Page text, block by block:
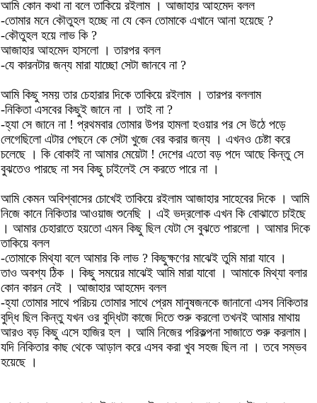
আমি কোন কথা না বলে তাকিয়ে রইলাম । আজাহার আহমেদ বলল
-তোমার মনে কৌতুহল হচ্ছে না যে কেন তোমাকে এখানে আনা হয়েছে ?
-কৌতুহল হয়ে লাভ কি ?
আজাহার আহমেদ হাসলো । তারপর বলল
-যে কারনটার জন্য মারা যাচ্ছো সেটা জানবে না ?
আমি কিছু সময় তার চেহারার দিকে তাকিয়ে রইলাম । তারপর বললাম
-নিকিতা এসবের কিছুই জানে না । তাই না ?
-হ্যা সে জানে না ! প্রথমবার তোমার উপর হামলা হওয়ার পর সে উঠে পড়ে
লেগেছিলো এটার পেছনে কে সেটা খুজে বের করার জন্য । এখনও চেষ্টা করে
চলেছে । কি বোকাই না আমার মেয়েটা ! দেশের এতো বড় পদে আছে কিন্তু সে
বুঝতেও পারছে না সব কিছু চাইলেই সে করতে পারে না ।
আমি কেমন অবিশ্বাসের চোখেই তাকিয়ে রইলাম আজাহার সাহেবের দিকে । আমি
নিজে কানে নিকিতার আওয়াজ শুনেছি । এই ভদ্রলোক এখন কি বোঝাতে চাইছে
। আমার চেহারাতে হয়তো এমন কিছু ছিল যেটা সে বুঝতে পারলো । আমার দিকে
তাকিয়ে বলল
-তোমাকে মিথ্যা বলে আমার কি লাভ ? কিছুক্ষণের মাঝেই তুমি মারা যাবে ।
তাও অবশ্য ঠিক । কিছু সময়ের মাঝেই আমি মারা যাবো । আমাকে মিথ্যা বলার
কোন কারন নেই । আজাহার আহমেদ বলল
-হ্যা তোমার সাথে পরিচয় তোমার সাথে প্রেম মানুষজনকে জানানো এসব নিকিতার
বুদ্ধি ছিল কিন্তু যখন ওর বুদ্ধিটা কাজে দিতে শুরু করলো তখনই আমার মাথায়
আরও বড় কিছু এসে হাজির হল । আমি নিজের পরিকল্পনা সাজাতে শুরু করলাম।
যদি নিকিতার কাছ থেকে আড়াল করে এসব করা খুব সহজ ছিল না । তবে সম্ভব
হয়েছে ।